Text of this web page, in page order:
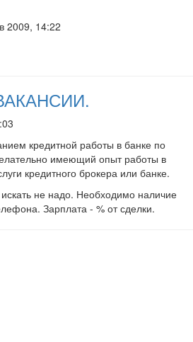
2009, 14:22
кредитной работы в банке по
имеющий опыт работы в
кредитного брокера или банке.
не надо. Необходимо наличие
Зарплата - % от сделки.